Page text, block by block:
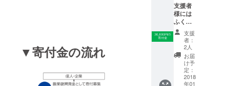
▼寄付金の流れ
支援者
様には
ふくお
かフィ
ナン
シャル
グルー
プより
お礼の
メッ
支援
者：
2人
お届
け予
定：
2018
年01